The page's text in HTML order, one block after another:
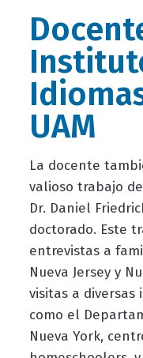
UAM
La docente
valioso trabajo
Dr. Daniel
doctorado. Este
entrevistas a
Nueva Jersey y
visitas a diversas
como el
Nueva York,